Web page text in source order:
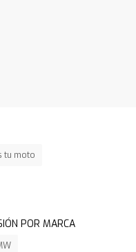
tu moto
POR MARCA